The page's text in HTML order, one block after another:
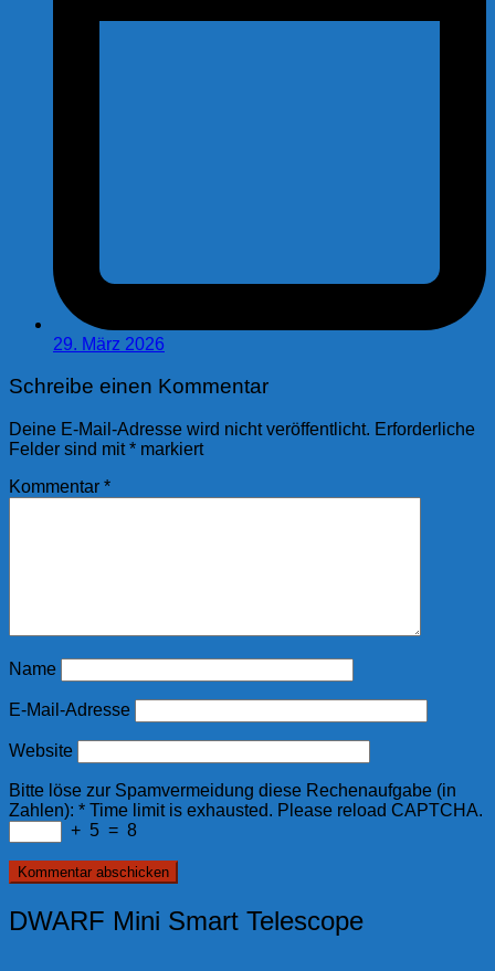
29. März 2026
Schreibe einen Kommentar
Deine E-Mail-Adresse wird nicht veröffentlicht. Erforderliche
Felder sind mit* markiert
Kommentar *
Name
E-Mail-Adresse
Website
Bitte löse zur Spamvermeidung diese Rechenaufgabe (in
Zahlen): * Time limit is exhausted. Please reload CAPTCHA.
+ 5 = 8
DWARF Mini Smart Telescope